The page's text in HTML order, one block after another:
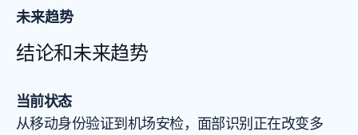
未来趋势
结论和未来趋势
当前状态
从移动身份验证到机场安检，面部识别正在改变多